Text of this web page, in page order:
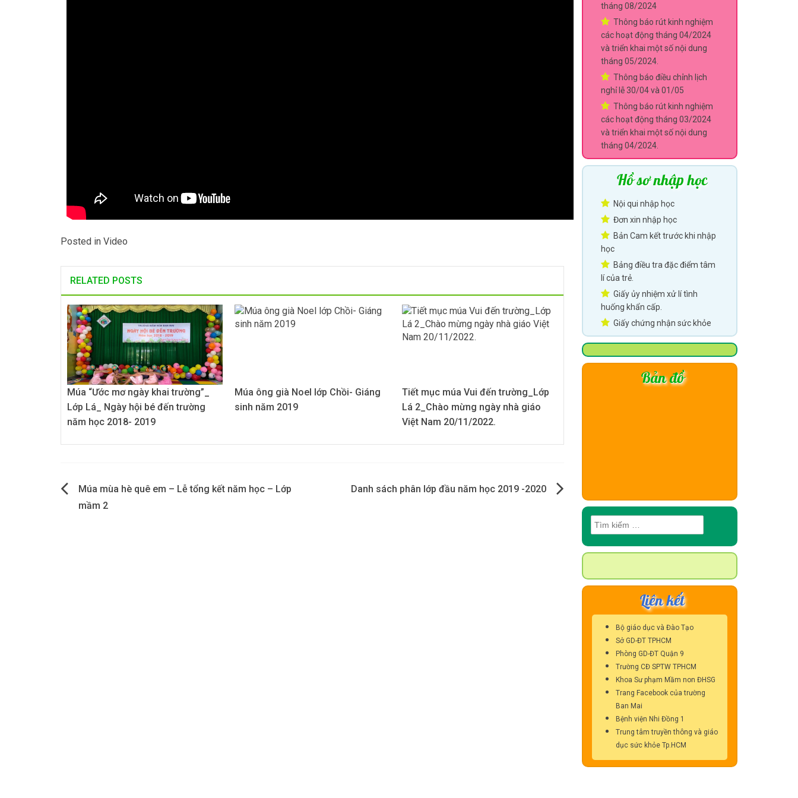
Posted in Video
RELATED POSTS
Múa “Ước mơ ngày khai trường”_
Lớp Lá_ Ngày hội bé đến trường
năm học 2018- 2019
Múa ông già Noel lớp Chồi- Giáng
sinh năm 2019
Tiết mục múa Vui đến trường_Lớp
Lá 2_Chào mừng ngày nhà giáo
Việt Nam 20/11/2022.
Điều
hướng
Múa mùa hè quê em – Lễ tổng kết năm học – Lớp
mầm 2
Danh sách phân lớp đầu năm học 2019 -2020
tháng 08/2024
Thông báo rút kinh nghiệm
các hoạt động tháng 04/2024
và triển khai một số nội dung
tháng 05/2024.
Thông báo điều chỉnh lịch
nghỉ lễ 30/04 và 01/05
Thông báo rút kinh nghiệm
các hoạt động tháng 03/2024
và triển khai một số nội dung
tháng 04/2024.
Hồ sơ nhập học
Nội qui nhập học
Đơn xin nhập học
Bản Cam kết trước khi nhập
học
Bảng điều tra đặc điểm tâm
lí của trẻ.
Giấy ủy nhiệm xử lí tình
huống khẩn cấp.
Giấy chứng nhận sức khỏe
Bản đồ
Tìm
kiếm
cho:
Liên kết
Bộ giáo dục và Đào Tạo
Sở GD-ĐT TPHCM
Phòng GD-ĐT Quận 9
Trường CĐ SPTW TPHCM
Khoa Sư phạm Mầm non ĐHSG
Trang Facebook của trường
Ban Mai
Bệnh viện Nhi Đồng 1
Trung tâm truyền thông và giáo
dục sức khỏe Tp.HCM